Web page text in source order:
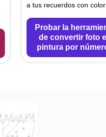
a tus recuerdos con color.
Probar la
de convertir foto
pintura por